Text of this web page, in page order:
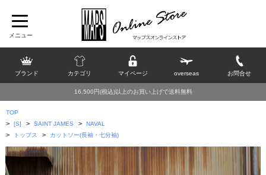
ブランド カテゴリ マイページ overseas お問合せ
16,500円(税込)以上のお買い上げで送料無料
TOP
> [S] > SAINT JAMES > NAVAL
> トップス > カットソー(長袖・七分袖)